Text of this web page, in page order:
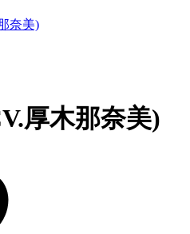
奈美)
厚木那奈美)